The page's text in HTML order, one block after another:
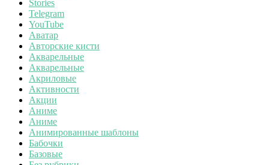
Stories
Telegram
YouTube
Аватар
Авторские кисти
Акварельные
Акварельные
Акриловые
Активности
Акции
Аниме
Аниме
Анимированные шаблоны
Бабочки
Базовые